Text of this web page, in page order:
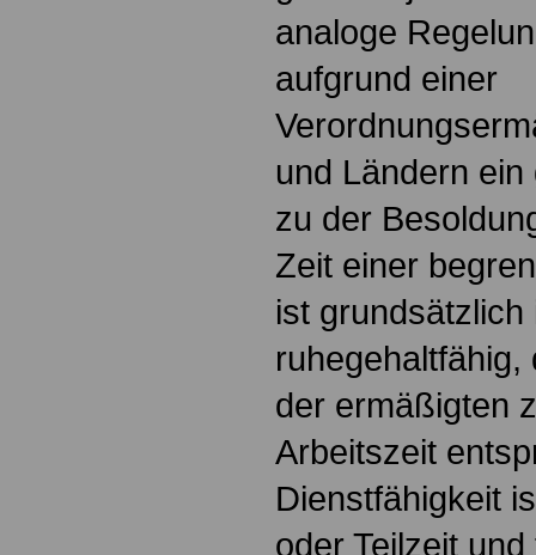
analoge
aufgrund einer
und Ländern
zu der
Zeit einer
ist
ruhegehaltfähig,
der ermäßigten
Arbeitszeit
Dienstfähigkeit
oder Teilzeit